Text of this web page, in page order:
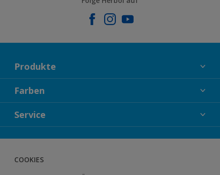
Produkte
FASSADENFARBEN
INNENFARBEN
LACKE
BODENSYSTEM
Farben
KOLLEKTIONEN
FARBTRENDS
FARBBERATUNG
Service
HERBOL NACHRICHTEN
COOKIES